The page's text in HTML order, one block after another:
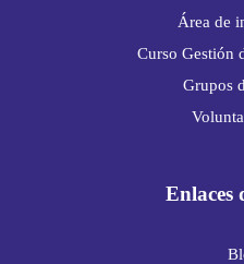
Área de
Curso Gestión
Grupos
Enlaces